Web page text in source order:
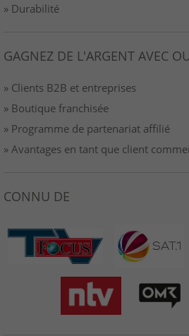
» Durabilité
GAGNEZ DE L'ARGENT AVEC
» Clients B2B et entreprises
» Boutique franchisée
» Programme de partenariat affilié
» Avantages en tant que client
CONNU DE